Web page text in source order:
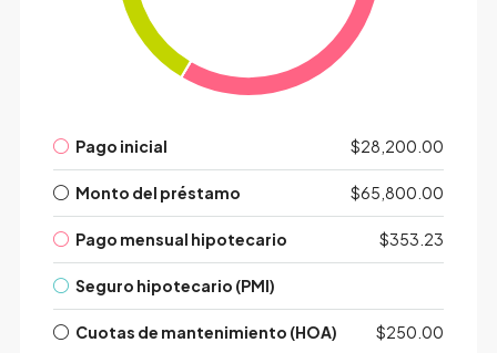
Pago inicial $28,200.00
Monto del préstamo $65,800.00
Pago mensual hipotecario $353.23
Seguro hipotecario (PMI)
Cuotas de mantenimiento (HOA) $250.00